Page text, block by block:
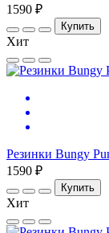
1590 ₽
Купить
Хит
Резинки Bungy
1590 ₽
Купить
Хит